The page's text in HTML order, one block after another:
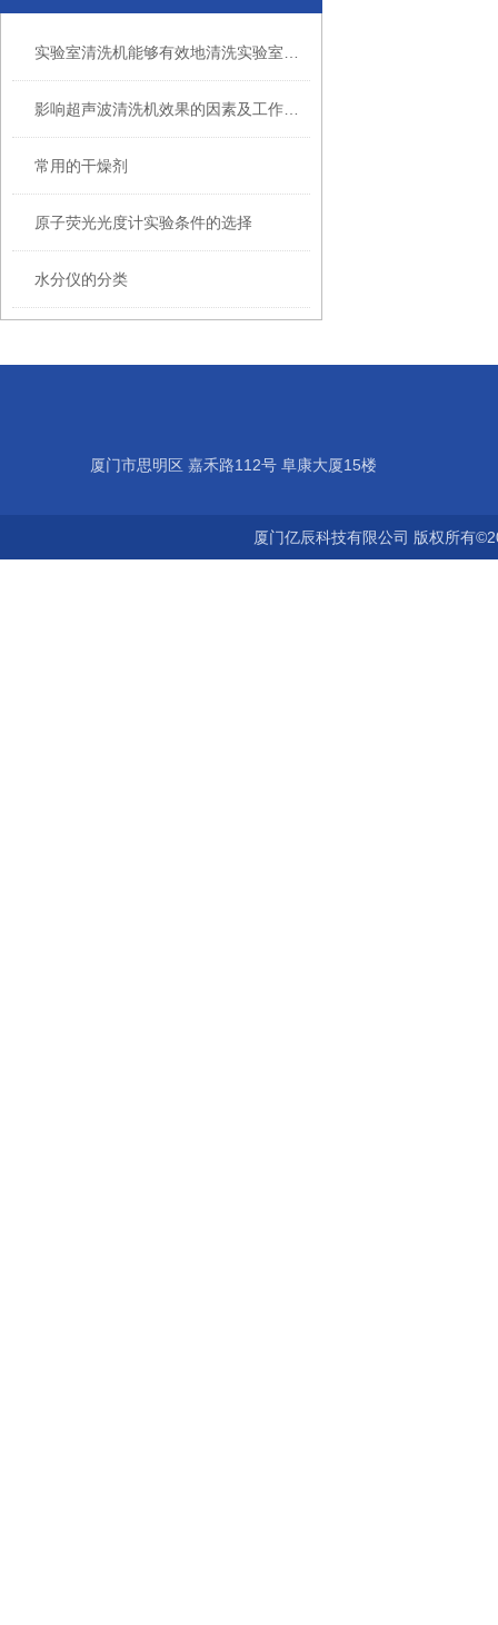
常用的干燥剂
原子荧光光度计实验条件的选择
水分仪的分类
厦门市思明区 嘉禾路112号 阜康大厦15楼
厦门亿辰科技有限公司 版权所有